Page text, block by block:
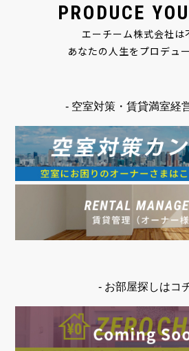
PRODUCE
エーチーム株式会社は
あなたの人生をプロデュー
- 空室対策・賃貸満室経
- お部屋探しはコ